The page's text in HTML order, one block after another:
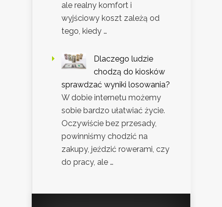
ale realny komfort i
wyjściowy koszt zależą od
tego, kiedy …
Dlaczego ludzie
chodzą do kiosków
sprawdzać wyniki losowania?
W dobie internetu możemy
sobie bardzo ułatwiać życie.
Oczywiście bez przesady,
powinniśmy chodzić na
zakupy, jeździć rowerami, czy
do pracy, ale …